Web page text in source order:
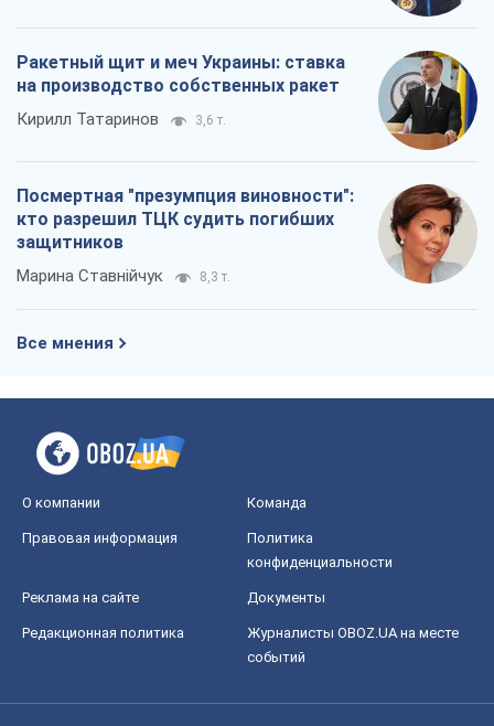
Ракетный щит и меч Украины: ставка
на производство собственных ракет
Кирилл Татаринов 3,6 т.
Посмертная "презумпция виновности":
кто разрешил ТЦК судить погибших
защитников
Марина Ставнійчук 8,3 т.
Все мнения
О компании Команда
Правовая информация
Политика
конфиденциальности
Реклама на сайте Документы
Редакционная политика
Журналисты OBOZ.UA на месте
событий